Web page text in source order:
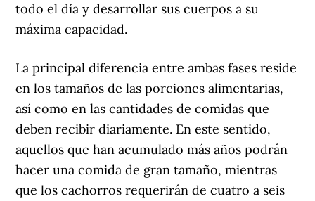
todo el día y desarrollar sus cuerpos a su
máxima capacidad.
La principal diferencia entre ambas fases reside
en los tamaños de las porciones alimentarias,
así como en las cantidades de comidas que
deben recibir diariamente. En este sentido,
aquellos que han acumulado más años podrán
hacer una comida de gran tamaño, mientras
que los cachorros requerirán de cuatro a seis